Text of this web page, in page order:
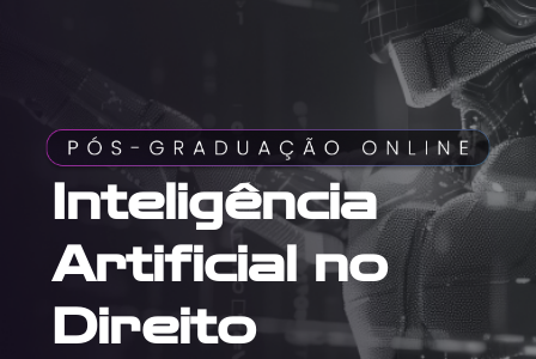
Inteligência
Artificial no
Direito